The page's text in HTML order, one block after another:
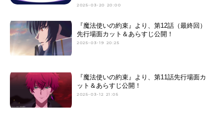
2025-03-20 20:00
『魔法使いの約束』より、第12話（最終回）
先行場面カット＆あらすじ公開！
2025-03-19 20:25
『魔法使いの約束』より、第11話先行場面カ
ット＆あらすじ公開！
2025-03-12 21:05